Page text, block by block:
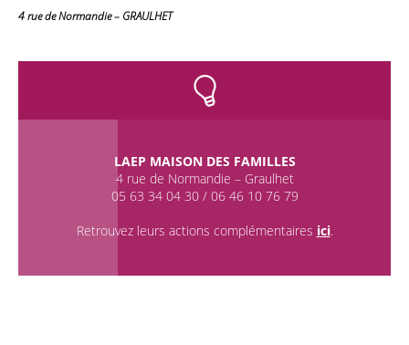
4 rue de Normandie – GRAULHET
LAEP MAISON DES FAMILLES
4 rue de Normandie – Graulhet
05 63 34 04 30 / 06 46 10 76 79
Retrouvez leurs actions complémentaires ici.